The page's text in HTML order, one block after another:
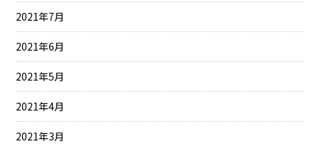
2021年7月
2021年6月
2021年5月
2021年4月
2021年3月